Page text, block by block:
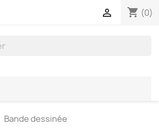
shopping_cart (0)

Bande dessinée